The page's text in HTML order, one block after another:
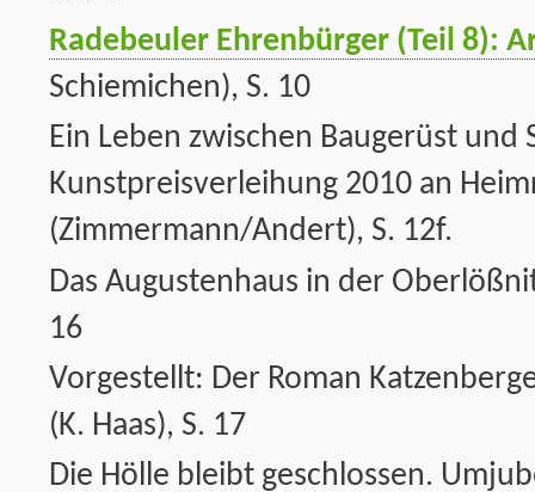
Radebeuler Ehrenbürger (Teil 8):
Schiemichen), S. 10
Ein Leben zwischen Baugerüst und
Kunstpreisverleihung 2010 an
(Zimmermann/Andert), S. 12f.
Das Augustenhaus in der
16
Vorgestellt: Der Roman
(K. Haas), S. 17
Die Hölle bleibt geschlossen.